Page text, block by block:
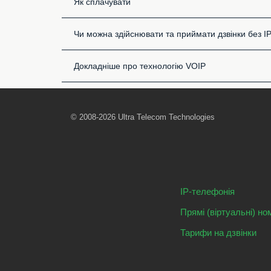
Чи можна здійснювати та приймати дзвінки без
Докладніше про технологію VOIP
© 2008-2026 Ultra Telecom Technologies
IP-телефонія
Прямі (віртуальні)
Тарифи на дзвінки